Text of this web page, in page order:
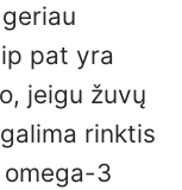
pat yra
jeigu žuvų
rinktis
3